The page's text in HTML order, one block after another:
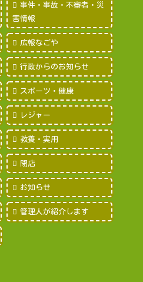
事件・事故・不審者・災
害情報
広報なごや
行政からのお知らせ
スポーツ・健康
レジャー
教養・実用
閉店
お知らせ
管理人が紹介します